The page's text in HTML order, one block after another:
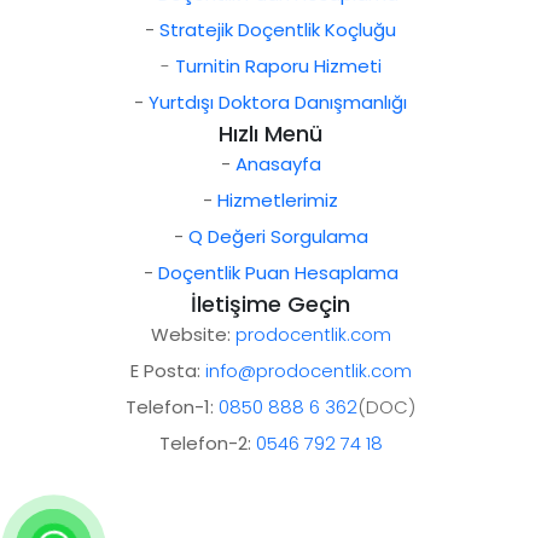
- Stratejik Doçentlik Koçluğu
- Turnitin Raporu Hizmeti
- Yurtdışı Doktora Danışmanlığı
Hızlı Menü
- Anasayfa
- Hizmetlerimiz
- Q Değeri Sorgulama
- Doçentlik Puan Hesaplama
İletişime Geçin
Website: prodocentlik.com
E Posta: info@prodocentlik.com
Telefon-1: 0850 888 6 362(DOC)
Telefon-2: 0546 792 74 18